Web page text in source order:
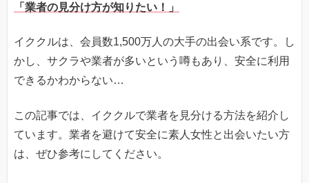
「業者の見分け方が知りたい！」
イククルは、会員数1,500万人の大手の出会い系です。し
かし、サクラや業者が多いという噂もあり、安全に利用
できるかわからない…
この記事では、イククルで業者を見分ける方法を紹介し
ています。業者を避けて安全に素人女性と出会いたい方
は、ぜひ参考にしてください。